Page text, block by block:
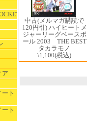
ア
ト
ト
中古(メルマガ購読で
120円引) ハイヒートメ
ジャーリーグベースボ
ール 2003 THE BEST
タカラモノ
\1,100(税込)